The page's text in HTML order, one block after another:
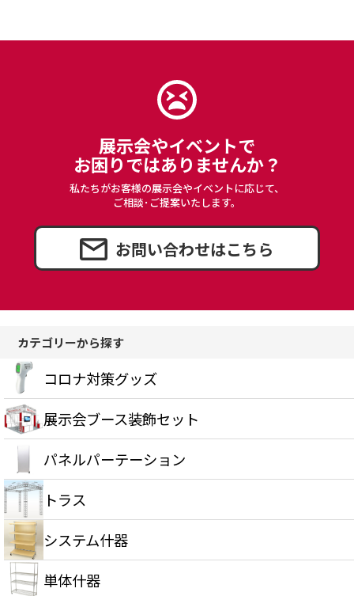
展示会やイベントで
お困りではありませんか？
私たちがお客様の展示会やイベントに応じて、
ご相談･ご提案いたします。
お問い合わせはこちら
カテゴリーから探す
コロナ対策グッズ
展示会ブース装飾セット
パネルパーテーション
トラス
システム什器
単体什器